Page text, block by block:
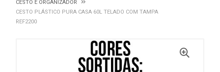
CESTO E ORGANIZADOR
CESTO PLÁSTICO PURA CASA 60L TELADO COM TAMPA
REF2200